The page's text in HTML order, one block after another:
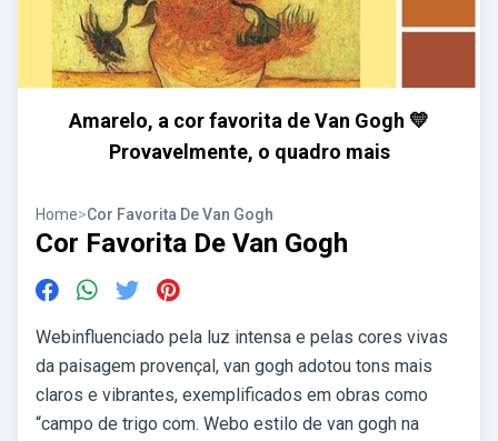
Amarelo, a cor favorita de Van Gogh 💛
Provavelmente, o quadro mais
Home>Cor Favorita De Van Gogh
Cor Favorita De Van Gogh
Webinfluenciado pela luz intensa e pelas cores vivas
da paisagem provençal, van gogh adotou tons mais
claros e vibrantes, exemplificados em obras como
“campo de trigo com. Webo estilo de van gogh na